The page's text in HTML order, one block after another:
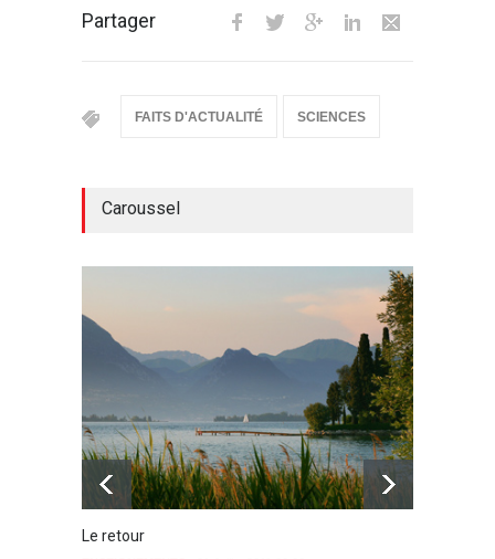
Partager
FAITS D'ACTUALITÉ SCIENCES
Caroussel
Le retour